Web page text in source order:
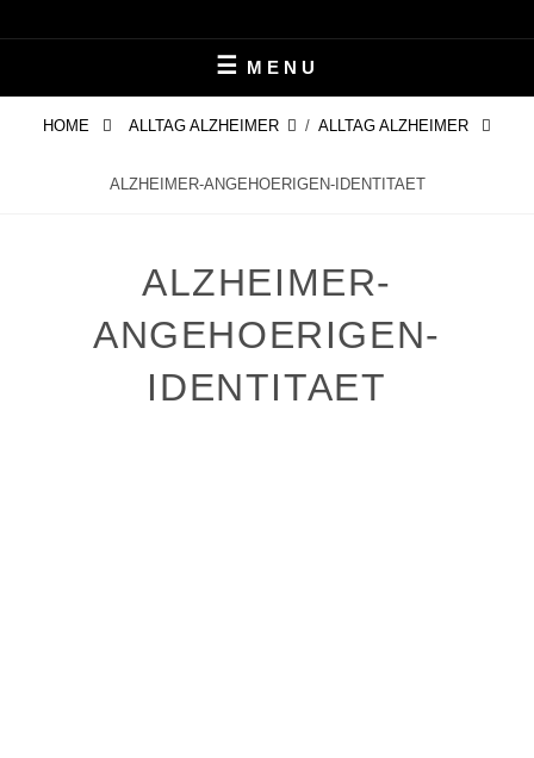
to
PERIFAIR
MENU
HOME ALLTAG ALZHEIMER / ALLTAG ALZHEIMER
ALZHEIMER-ANGEHOERIGEN-IDENTITAET
ALZHEIMER-
ANGEHOERIGEN-
IDENTITAET